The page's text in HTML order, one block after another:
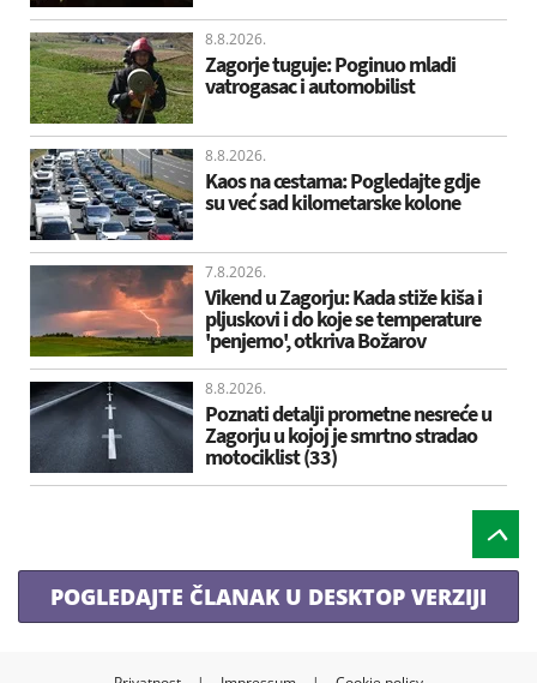
8.8.2026.
Zagorje tuguje: Poginuo mladi
vatrogasac i automobilist
8.8.2026.
Kaos na cestama: Pogledajte gdje
su već sad kilometarske kolone
7.8.2026.
Vikend u Zagorju: Kada stiže kiša i
pljuskovi i do koje se temperature
'penjemo', otkriva Božarov
8.8.2026.
Poznati detalji prometne nesreće u
Zagorju u kojoj je smrtno stradao
motociklist (33)
POGLEDAJTE ČLANAK U DESKTOP VERZIJI